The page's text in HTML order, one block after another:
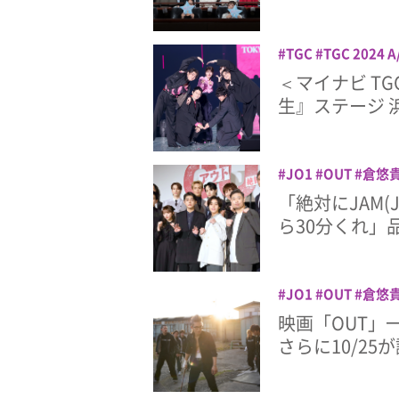
TGC TGC 2024
山下美月
映画
西垣匠
赤楚衛二
＜マイナビ
生』ステージ
JO1 OUT 倉悠
醐虎汰朗
「絶対に
ら30分くれ」
JO1 OUT 倉悠
醐虎汰朗
⾦城碧海
映画「OUT」
さらに10/25